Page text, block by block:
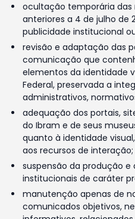
ocultação temporária
anteriores a 4 de julho de
publicidade institucional
revisão e adaptação das
comunicação que
elementos da identidade
Federal, preservada a
administrativos,
adequação dos portais,
do Ibram e de seus
quanto à identidade
aos recursos de interação;
suspensão da produção
institucionais de caráter
manutenção apenas de
comunicados objetivos,